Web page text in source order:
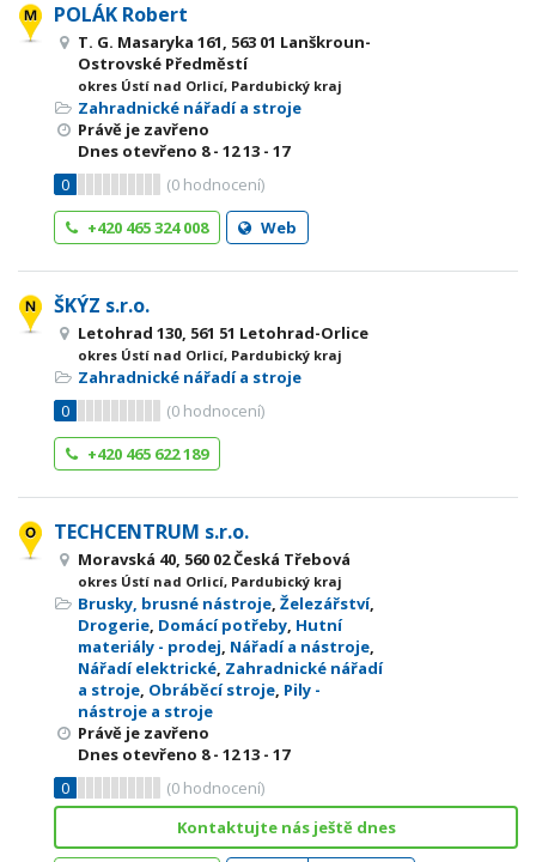
POLÁK Robert
T. G. Masaryka 161, 563 01 Lanškroun-
Ostrovské Předměstí
okres Ústí nad Orlicí, Pardubický kraj
Zahradnické nářadí a stroje
Právě je zavřeno
Dnes otevřeno 8 - 1213 - 17
0
(0 hodnocení)
+420 465 324 008
Web
ŠKÝZ s.r.o.
Letohrad 130, 561 51 Letohrad-Orlice
okres Ústí nad Orlicí, Pardubický kraj
Zahradnické nářadí a stroje
0
(0 hodnocení)
+420 465 622 189
TECHCENTRUM s.r.o.
Moravská 40, 560 02 Česká Třebová
okres Ústí nad Orlicí, Pardubický kraj
Brusky, brusné nástroje, Železářství,
Drogerie, Domácí potřeby, Hutní
materiály - prodej, Nářadí a nástroje,
Nářadí elektrické, Zahradnické nářadí
a stroje, Obráběcí stroje, Pily -
nástroje a stroje
Právě je zavřeno
Dnes otevřeno 8 - 1213 - 17
0
(0 hodnocení)
Kontaktujte nás ještě dnes